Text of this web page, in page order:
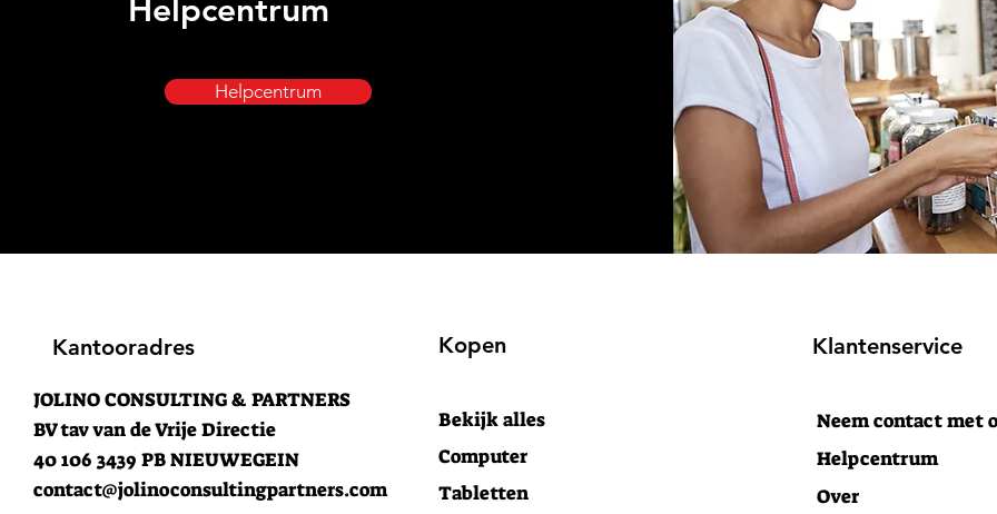
Helpcentrum
Helpcentrum
Kantooradres
JOLINO CONSULTING & PARTNERS
BV tav van de Vrije Directie
40 106 3439 PB NIEUWEGEIN
contact@jolinoconsultingpartners.com
Kopen
Bekijk alles
Computer
Tabletten
Klantenservice
Neem contact met
Helpcentrum
Over